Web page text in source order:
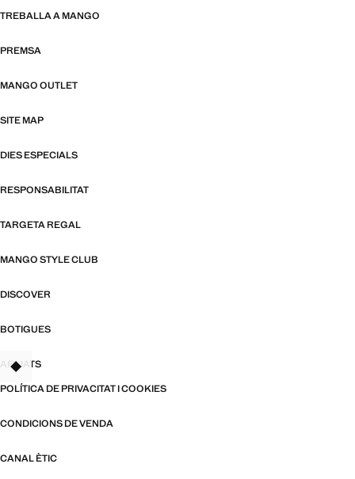
TREBALLA A MANGO
PREMSA
MANGO OUTLET
SITE MAP
DIES ESPECIALS
RESPONSABILITAT
TARGETA REGAL
MANGO STYLE CLUB
DISCOVER
BOTIGUES
AFILIATS
POLÍTICA DE PRIVACITAT I COOKIES
CONDICIONS DE VENDA
CANAL ÈTIC